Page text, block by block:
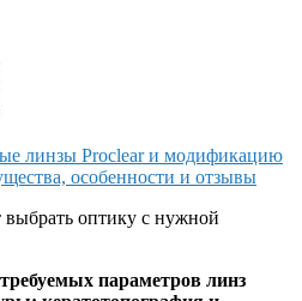
линзы Proclear и модификацию
особенности и отзывы
выбрать оптику с нужной
параметров линз